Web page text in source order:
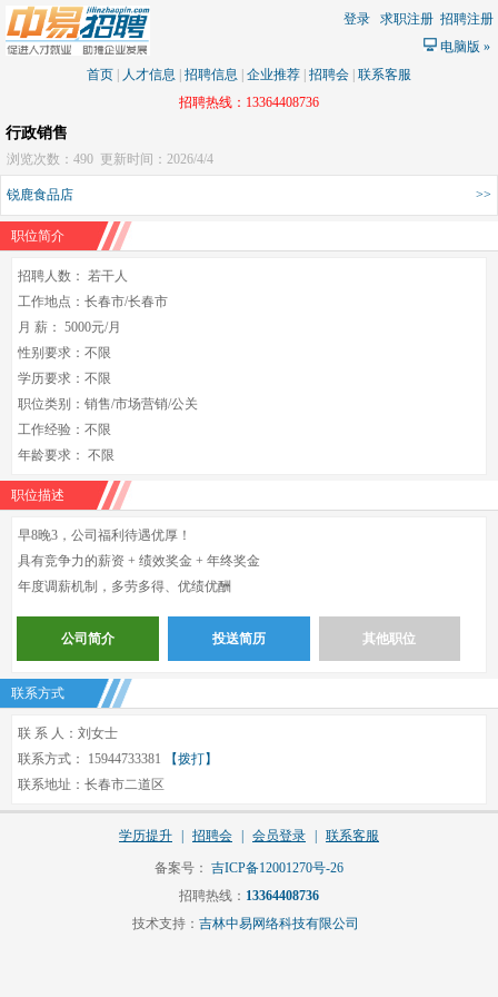
登录 求职注册 招聘注册
电脑版 »
首页
人才信息 招聘信息 企业推荐 招聘会 联系客服
招聘热线：13364408736
行政销售
浏览次数：490 更新时间：2026/4/4
>>
锐鹿食品店
职位简介
招聘人数： 若干人
工作地点：长春市/长春市
月 薪： 5000元/月
性别要求：不限
学历要求：不限
职位类别：销售/市场营销/公关
工作经验：不限
年龄要求： 不限
职位描述
早8晚3，公司福利待遇优厚！
具有竞争力的薪资 + 绩效奖金 + 年终奖金
年度调薪机制，多劳多得、优绩优酬
公司简介 投送简历 其他职位
联系方式
联 系 人：刘女士
联系方式： 15944733381
【拨打】
联系地址：长春市二道区
学历提升 招聘会 会员登录 联系客服
备案号： 吉ICP备12001270号-26
招聘热线： 13364408736
技术支持： 吉林中易网络科技有限公司